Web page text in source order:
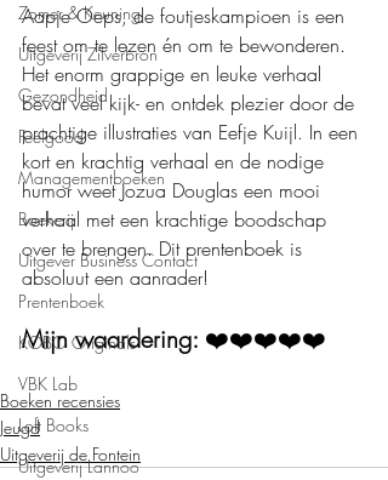
Zomer & Keuning
Uitgeverij Zilverbron
Gezondheid
Feelgood
Managementboeken
Boekerij
Uitgever Business Contact
Prentenboek
KOBO Originals
VBK Lab
Loft Books
Uitgeverij Lannoo
Aapje Oeps, de foutjeskampioen is een
feest om te lezen én om te bewonderen.
Het enorm grappige en leuke verhaal
bevat veel kijk- en ontdek plezier door de
prachtige illustraties van Eefje Kuijl. In een
kort en krachtig verhaal en de nodige
humor weet Jozua Douglas een mooi
verhaal met een krachtige boodschap
over te brengen. Dit prentenboek is
absoluut een aanrader!
Mijn waardering: ❤️❤️❤️❤️❤️
Boeken recensies
Jeugd
Uitgeverij de Fontein